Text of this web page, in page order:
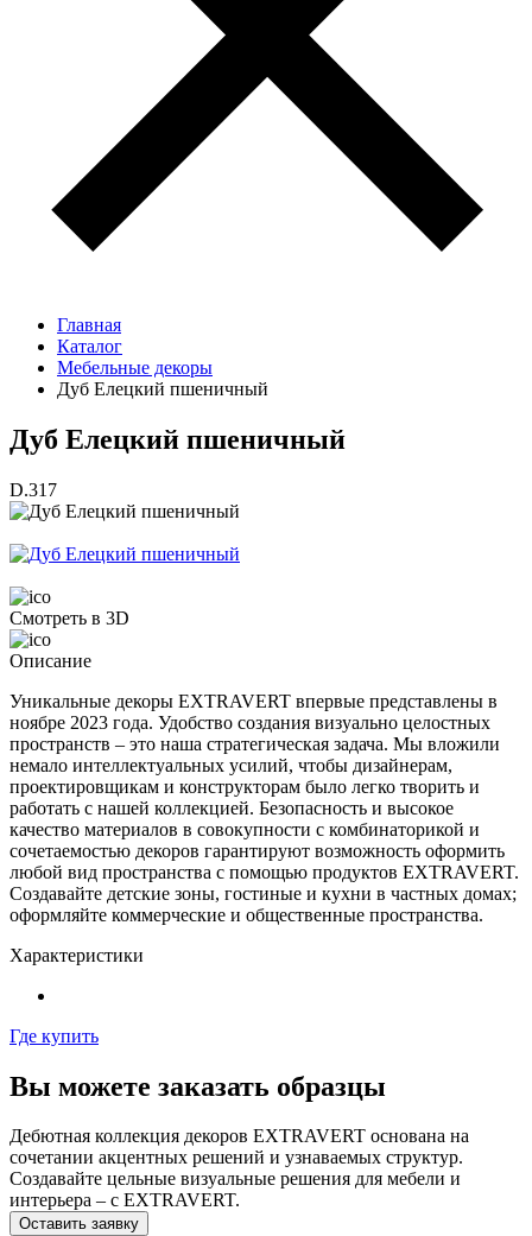
Главная
Каталог
Мебельные декоры
Дуб Елецкий пшеничный
Дуб Елецкий пшеничный
D.317
Смотреть в 3D
Описание
Уникальные декоры EXTRAVERT впервые представлены в
ноябре 2023 года. Удобство создания визуально целостных
пространств – это наша стратегическая задача. Мы вложили
немало интеллектуальных усилий, чтобы дизайнерам,
проектировщикам и конструкторам было легко творить и
работать с нашей коллекцией. Безопасность и высокое
качество материалов в совокупности с комбинаторикой и
сочетаемостью декоров гарантируют возможность оформить
любой вид пространства с помощью продуктов EXTRAVERT.
Создавайте детские зоны, гостиные и кухни в частных домах;
оформляйте коммерческие и общественные пространства.
Характеристики
Где купить
Вы можете заказать образцы
Дебютная коллекция декоров EXTRAVERT основана на
сочетании акцентных решений и узнаваемых структур.
Создавайте цельные визуальные решения для мебели и
интерьера – с EXTRAVERT.
Оставить заявку